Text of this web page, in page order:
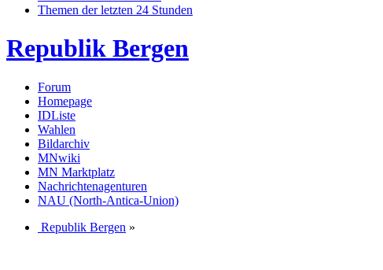
Themen der letzten 24 Stunden
Republik Bergen
Forum
Homepage
IDListe
Wahlen
Bildarchiv
MNwiki
MN Marktplatz
Nachrichtenagenturen
NAU (North-Antica-Union)
Republik Bergen »